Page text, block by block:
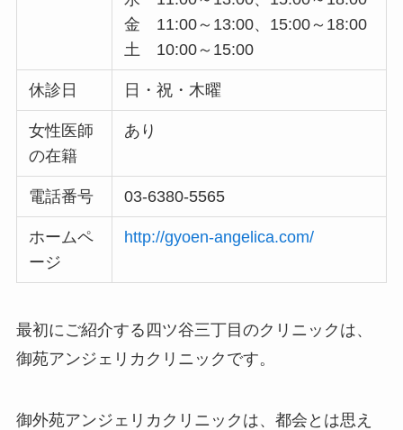
金 11:00～13:00、15:00～18:00
土 10:00～15:00
休診日 日・祝・木曜
女性医師
の在籍
あり
電話番号 03-6380-5565
ホームペ
ージ
http://gyoen-angelica.com/
最初にご紹介する四ツ谷三丁目のクリニックは、
御苑アンジェリカクリニックです。
御外苑アンジェリカクリニックは、都会とは思え